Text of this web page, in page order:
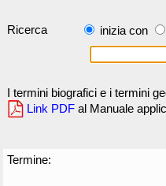
Ricerca inizia con
I termini biografici e i termini
Link PDF al Manuale
Termine: